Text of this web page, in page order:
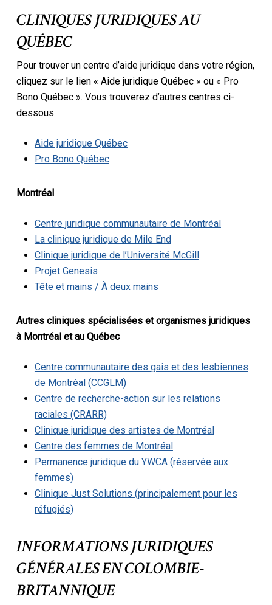
CLINIQUES JURIDIQUES AU
QUÉBEC
Pour trouver un centre d’aide juridique dans votre région,
cliquez sur le lien « Aide juridique Québec » ou « Pro
Bono Québec ». Vous trouverez d’autres centres ci-
dessous.
Aide juridique Québec
Pro Bono Québec
Montréal
Centre juridique communautaire de Montréal
La clinique juridique de Mile End
Clinique juridique de l’Université McGill
Projet Genesis
Tête et mains / À deux mains
Autres cliniques spécialisées et organismes juridiques
à Montréal et au Québec
Centre communautaire des gais et des lesbiennes
de Montréal (CCGLM)
Centre de recherche-action sur les relations
raciales (CRARR)
Clinique juridique des artistes de Montréal
Centre des femmes de Montréal
Permanence juridique du YWCA (réservée aux
femmes)
Clinique Just Solutions (principalement pour les
réfugiés)
INFORMATIONS JURIDIQUES
GÉNÉRALES EN COLOMBIE-
BRITANNIQUE